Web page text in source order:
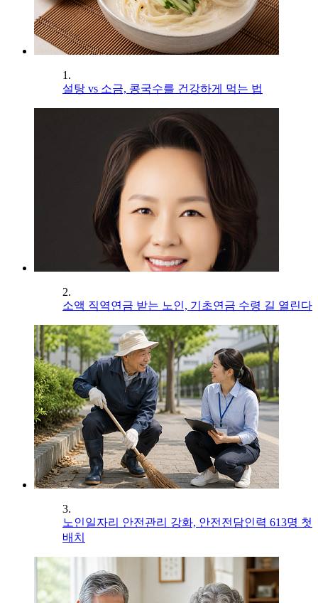
1.
설탕 vs 소금, 콩국수를 건강하게 먹는 법
2.
소액 직역연금 받는 노인, 기초연금 수령 길 열린다
3.
노인일자리 안전관리 강화, 안전전담인력 613명 첫
배치